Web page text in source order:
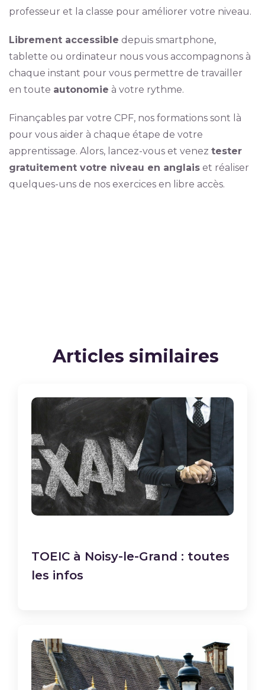
professeur et la classe pour améliorer votre niveau.
Librement accessible depuis smartphone,
tablette ou ordinateur nous vous accompagnons à
chaque instant pour vous permettre de travailler
en toute autonomie à votre rythme.
Finançables par votre CPF, nos formations sont là
pour vous aider à chaque étape de votre
apprentissage. Alors, lancez-vous et venez tester
gratuitement votre niveau en anglaiset réaliser
quelques-uns de nos exercices en libre accès.
Articles similaires
TOEIC à Noisy-le-Grand : toutes
les infos